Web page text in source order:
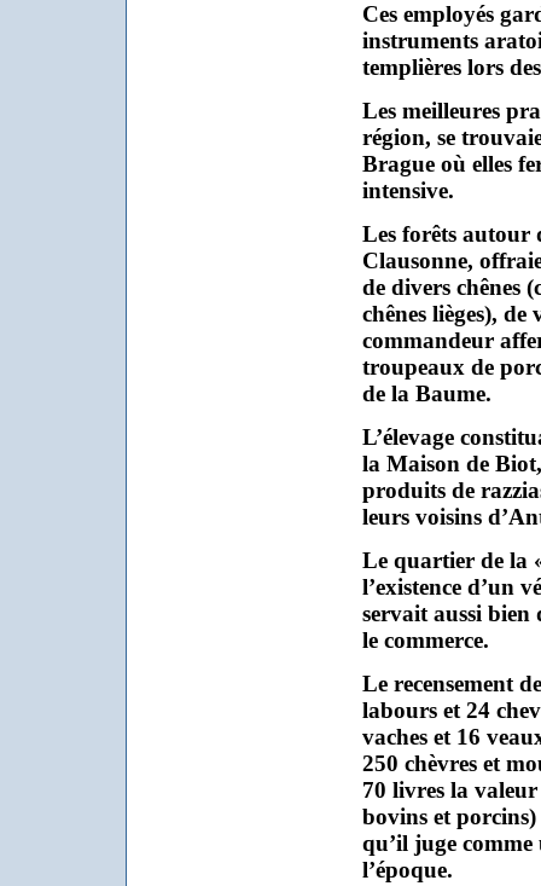
Ces employés
instruments
templières lors
Les meilleures
région, se
Brague où elles
intensive.
Les forêts autour
Clausonne,
de divers chênes
chênes lièges), de
commandeur
troupeaux de
de la Baume.
L’élevage
la Maison de
produits de
leurs voisins
Le quartier de la
l’existence d’un
servait aussi
le commerce.
Le recensement
labours et 24
vaches et 16
250 chèvres et
70 livres la
bovins et porcins)
qu’il juge
l’époque.